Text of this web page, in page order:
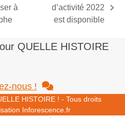
à
next
post:
d’activité 2022
est disponible
QUELLE HISTOIRE
nous !
HISTOIRE ! - Tous droits
Inforescence.fr